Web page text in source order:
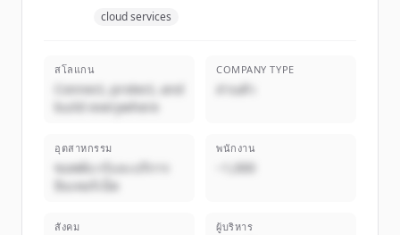
cloud services
สโลแกน
Connect, protect, and
build everywhere
COMPANY TYPE
ส่วนตัว
อุตสาหกรรม
ซอฟต์แวร์และบริการ
อินเทอร์เน็ต
พนักงาน
~1,000
สังคม ผู้บริหาร